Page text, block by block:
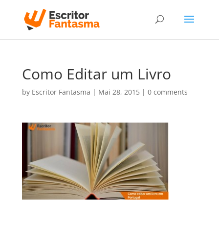
Como Editar um Livro
by Escritor Fantasma | Mai 28, 2015| 0 comments